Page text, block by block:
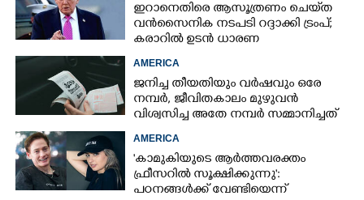
ഇറാനെതിരെ ആസൂത്രണം ചെയ്‌ത
വൻസൈനിക നടപടി റദ്ദാക്കി ട്രംപ്;
കരാറിൽ ഉടൻ ധാരണ
AMERICA
ജനിച്ച തീയതിയും വർഷവും ഒരേ
നമ്പർ, ജീവിതകാലം മുഴുവൻ
വിശ്വസിച്ച അതേ നമ്പർ സമ്മാനിച്ചത്
AMERICA
'കാമുകിയുടെ ആർത്തവരക്തം
ഫ്രീസറിൽ സൂക്ഷിക്കുന്നു':
പഠനങ്ങൾക്ക് വേണ്ടിയെന്ന്